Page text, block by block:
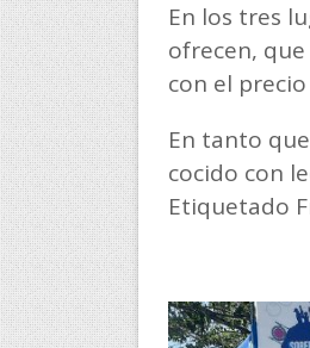
En los tres
ofrecen,
con el
En tanto
cocido con
Etiquetado